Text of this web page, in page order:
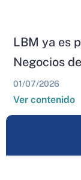
LBM ya es
Negocios
01/07/2026
Ver contenido